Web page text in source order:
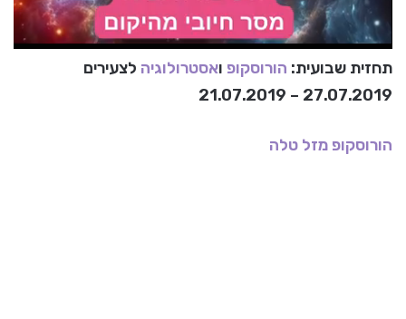
תחזית שבועית: הורוסקופ ואסטרולוגיה לצעירים
27.07.2019 – 21.07.2019
הורוסקופ מזל טלה